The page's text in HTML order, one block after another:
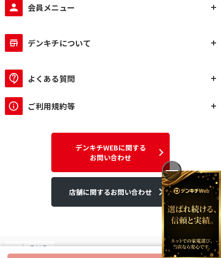
会員メニュー
デンキチについて
よくある質問
ご利用規約等
デンキチWEBに関する
お問い合わせ
店舗に関するお問い合わせ